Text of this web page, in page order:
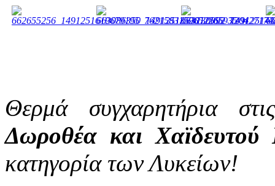
Θερμά συγχαρητήρια
Δωροθέα και
κατηγορία των Λυκείων!